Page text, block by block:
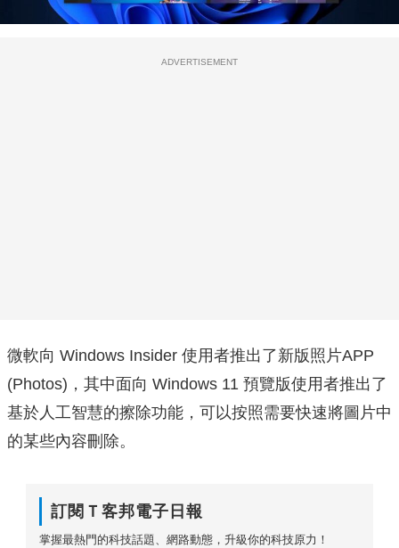
ADVERTISEMENT
微軟向 Windows Insider 使用者推出了新版照片APP
(Photos)，其中面向 Windows 11 預覽版使用者推出了
基於人工智慧的擦除功能，可以按照需要快速將圖片中
的某些內容刪除。
訂閱Ｔ客邦電子日報
掌握最熱門的科技話題、網路動態，升級你的科技原力！